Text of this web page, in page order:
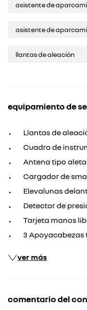
asistente de
asistente de
llantas de aleación
equipamiento de
Llantas de
Cuadro de
Antena tipo
Cargador de
Elevalunas
Detector de
Tarjeta manos
3 Apoyacabezas
ver más
comentario del